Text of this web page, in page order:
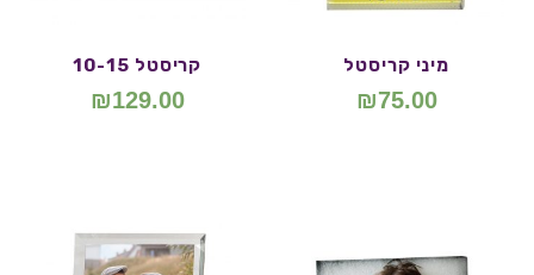
מיני קריסטל
₪75.00
קריסטל 10-15
₪129.00